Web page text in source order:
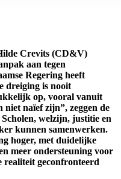
Crevits (CD&V)
aan tegen
Regering heeft
dreiging is nooit
op, vooral vanuit
niet naïef zijn”, zeggen de
welzijn, justitie en
kunnen samenwerken.
hoger, met duidelijke
meer ondersteuning voor
realiteit geconfronteerd